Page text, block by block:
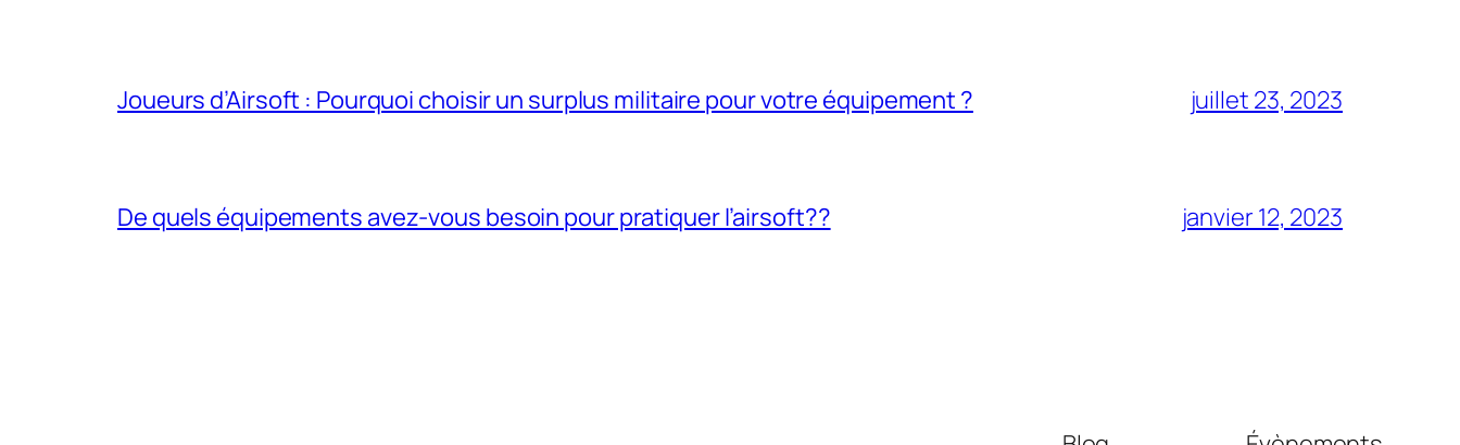
Joueurs d’Airsoft : Pourquoi choisir un surplus militaire pour votre équipement ? juillet 23, 2023
De quels équipements avez-vous besoin pour pratiquer l’airsoft?? janvier 12, 2023